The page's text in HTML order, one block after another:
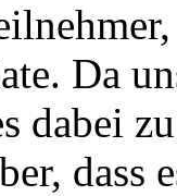
Da
dabei
dass